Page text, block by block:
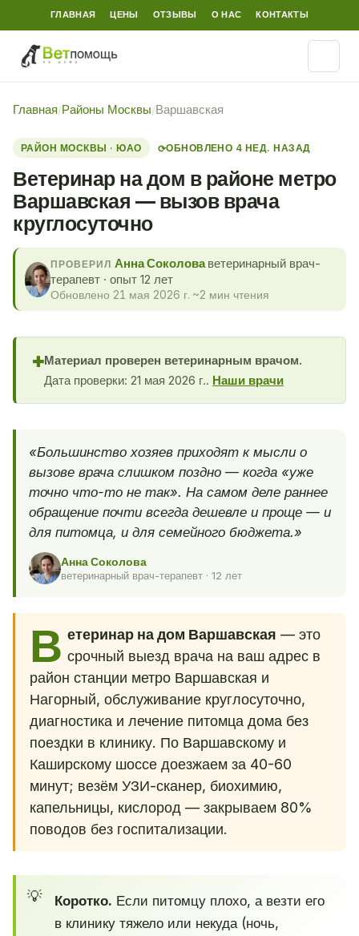
ГЛАВНАЯ ЦЕНЫ ОТЗЫВЫ О НАС КОНТАКТЫ
Главная/Районы Москвы/Варшавская
РАЙОН МОСКВЫ · ЮАО ⟳ОБНОВЛЕНО 4 НЕД. НАЗАД
Ветеринар на дом в районе метро
Варшавская — вызов врача
круглосуточно
ПРОВЕРИЛ Анна Соколоваветеринарный врач-
терапевт · опыт 12 лет
Обновлено 21 мая 2026 г. ~2 мин чтения
✚Материал проверен ветеринарным врачом.
Дата проверки: 21 мая 2026 г.. Наши врачи
«Большинство хозяев приходят к мысли о
вызове врача слишком поздно — когда «уже
точно что-то не так». На самом деле раннее
обращение почти всегда дешевле и проще — и
для питомца, и для семейного бюджета.»
Анна Соколова
ветеринарный врач-терапевт · 12 лет
В етеринар на дом Варшавская — это
срочный выезд врача на ваш адрес в
район станции метро Варшавская и
Нагорный, обслуживание круглосуточно,
диагностика и лечение питомца дома без
поездки в клинику. По Варшавскому и
Каширскому шоссе доезжаем за 40-60
минут; везём УЗИ-сканер, биохимию,
капельницы, кислород — закрываем 80%
поводов без госпитализации.
Коротко. Если питомцу плохо, а везти его
в клинику тяжело или некуда (ночь,